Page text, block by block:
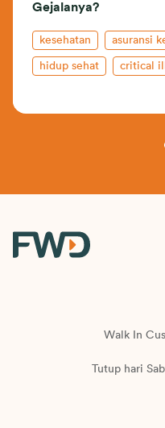
Gejalanya?
kesehatan asuransi
hidup sehat critical
Walk In
Tutup hari